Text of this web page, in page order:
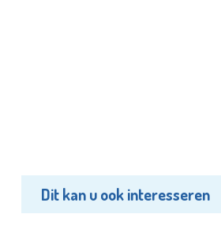
Dit kan u ook interesseren